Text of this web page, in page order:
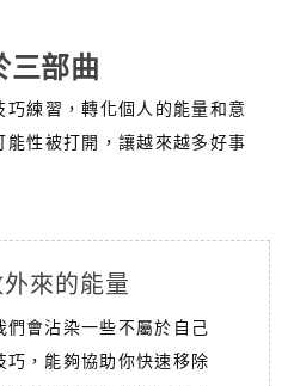
三部曲
巧練習，轉化個人的能量和意
性被打開，讓越來越多好事
來的能量
們會沾染一些不屬於自己
巧，能夠協助你快速移除